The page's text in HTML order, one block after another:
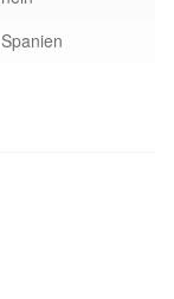
Spanien